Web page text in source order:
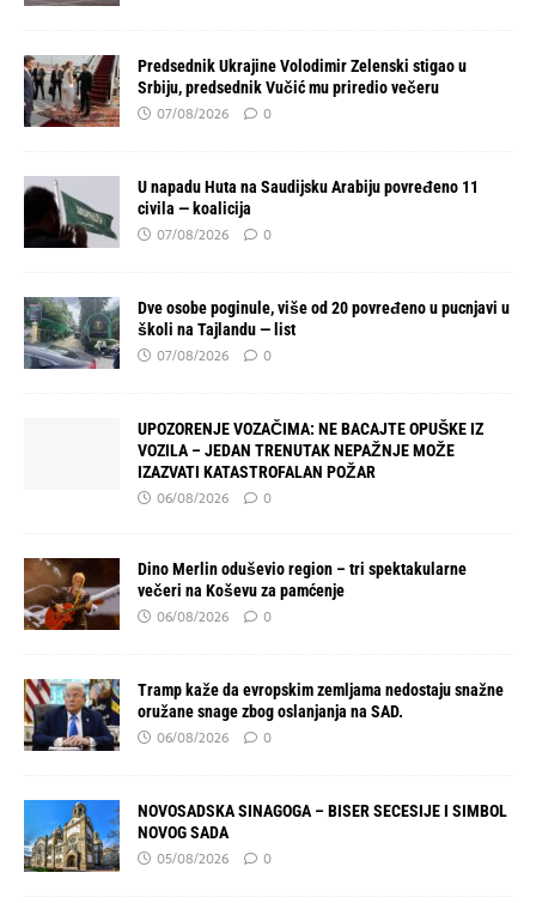
Predsednik Ukrajine Volodimir Zelenski stigao u
Srbiju, predsednik Vučić mu priredio večeru
07/08/2026 0
U napadu Huta na Saudijsku Arabiju povređeno 11
civila — koalicija
07/08/2026 0
Dve osobe poginule, više od 20 povređeno u pucnjavi u
školi na Tajlandu — list
07/08/2026 0
UPOZORENJE VOZAČIMA: NE BACAJTE OPUŠKE IZ
VOZILA – JEDAN TRENUTAK NEPAŽNJE MOŽE
IZAZVATI KATASTROFALAN POŽAR
06/08/2026 0
Dino Merlin oduševio region – tri spektakularne
večeri na Koševu za pamćenje
06/08/2026 0
Tramp kaže da evropskim zemljama nedostaju snažne
oružane snage zbog oslanjanja na SAD.
06/08/2026 0
NOVOSADSKA SINAGOGA – BISER SECESIJE I SIMBOL
NOVOG SADA
05/08/2026 0